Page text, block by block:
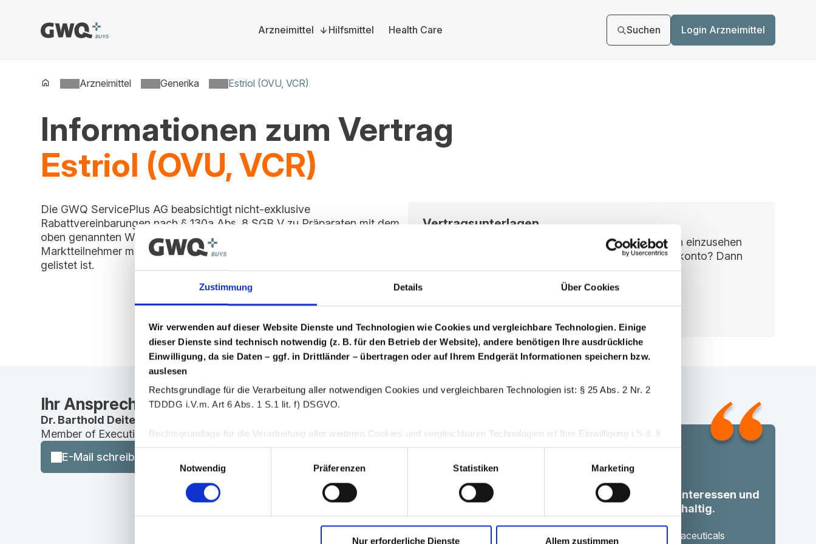
Zustimmung Details Über Cookies
Wir verwenden auf dieser Website Dienste und Technologien wie Cookies und vergleichbare Technologien. Einige
dieser Dienste sind technisch notwendig (z. B. für den Betrieb der Website), andere benötigen Ihre ausdrückliche
Einwilligung, da sie Daten – ggf. in Drittländer – übertragen oder auf Ihrem Endgerät Informationen speichern bzw.
auslesen
Rechtsgrundlage für die Verarbeitung aller notwendigen Cookies und vergleichbaren Technologien ist: § 25 Abs. 2 Nr. 2
TDDDG i.V.m. Art 6 Abs. 1 S.1 lit. f) DSGVO.
Rechtsgrundlage für die Verarbeitung aller weiteren Cookies und vergleichbaren Technologien ist Ihre Einwilligung i.S.d. §
25 Abs. 1 TDDDG i. V. m. Art. 6 Abs. 1 S. 1 lit. a) DSGVO.
Notwendig
Präferenzen Statistiken Marketing
Nur erforderliche Dienste Allem zustimmen
Spring
Arzneimittel Hilfsmittel Health Care Suchen Login Arzneimittel
Arzneimittel Generika Estriol (OVU, VCR)
Informationen zum Vertrag
Estriol (OVU, VCR)
Die GWQ ServicePlus AG beabsichtigt nicht-exklusive
Rabattvereinbarungen nach § 130a Abs. 8 SGB V zu Präparaten mit dem
oben genannten Wirkstoff zu schließen. Ein Beitritt ist für alle
Marktteilnehmer möglich, solange dieser Vertrag im Vergabeportal
gelistet ist.
Vertragsunterlagen
Bitte melden Sie sich an, um Ihre Vertragsunterlagen einzusehen
und herunterzuladen. Sie haben noch kein Benutzerkonto? Dann
können Sie sich hier direkt registrieren.
Login Arzneimittel Konto erstellen
Ihr Ansprechpartner
Dr. Barthold Deiters
Member of Executive Board, Pharmaceuticals
E-Mail schreiben
GWQ schafft Transparenz, bündelt Interessen und
stärkt die Versorgung nachhaltig.
Member of Executive Board, Pharmaceuticals